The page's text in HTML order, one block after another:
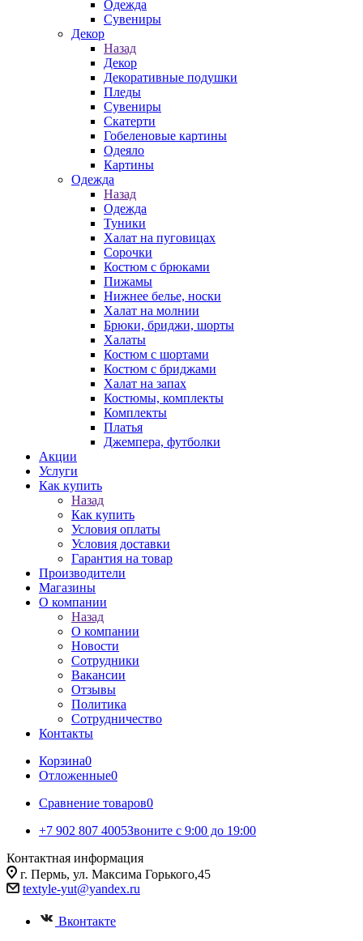
Одежда
Сувениры
Декор
Назад
Декор
Декоративные подушки
Пледы
Сувениры
Скатерти
Гобеленовые картины
Одеяло
Картины
Одежда
Назад
Одежда
Туники
Халат на пуговицах
Сорочки
Костюм с брюками
Пижамы
Нижнее белье, носки
Халат на молнии
Брюки, бриджи, шорты
Халаты
Костюм с шортами
Костюм с бриджами
Халат на запах
Костюмы, комплекты
Комплекты
Платья
Джемпера, футболки
Акции
Услуги
Как купить
Назад
Как купить
Условия оплаты
Условия доставки
Гарантия на товар
Производители
Магазины
О компании
Назад
О компании
Новости
Сотрудники
Вакансии
Отзывы
Политика
Сотрудничество
Контакты
Корзина0
Отложенные0
Сравнение товаров0
+7 902 807 4005Звоните с 9:00 до 19:00
Контактная информация
г. Пермь, ул. Максима Горького,45
textyle-yut@yandex.ru
Вконтакте